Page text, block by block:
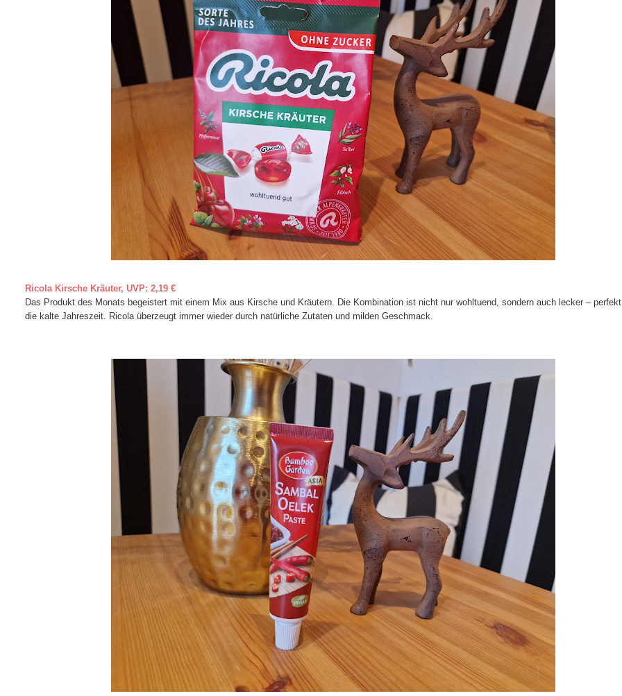
Ricola Kirsche Kräuter, UVP: 2,19 €
Das Produkt des Monats begeistert mit einem Mix aus Kirsche und Kräutern. Die Kombination ist nicht nur wohltuend, sondern auch lecker –
die kalte Jahreszeit. Ricola überzeugt immer wieder durch natürliche Zutaten und milden Geschmack.